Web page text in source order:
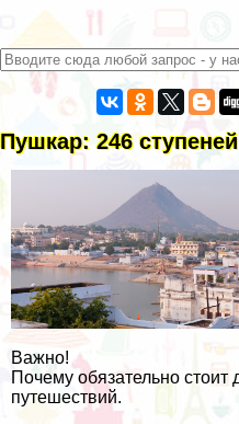
Пушкар: 246
Важно!
Почему обязательно стоит
путешествий.